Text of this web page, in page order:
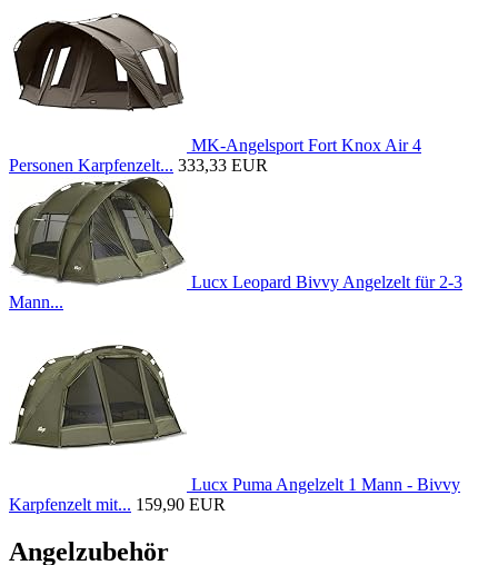
MK-Angelsport Fort Knox Air 4
Personen Karpfenzelt... 333,33 EUR
Lucx Leopard Bivvy Angelzelt für 2-3
Mann...
Lucx Puma Angelzelt 1 Mann - Bivvy
Karpfenzelt mit... 159,90 EUR
Angelzubehör